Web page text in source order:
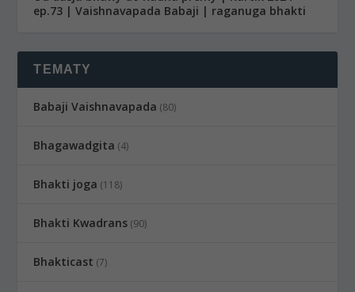
ep.73 | Vaishnavapada Babaji | raganuga bhakti
TEMATY
Babaji Vaishnavapada (80)
Bhagawadgita (4)
Bhakti joga (118)
Bhakti Kwadrans (90)
Bhakticast (7)